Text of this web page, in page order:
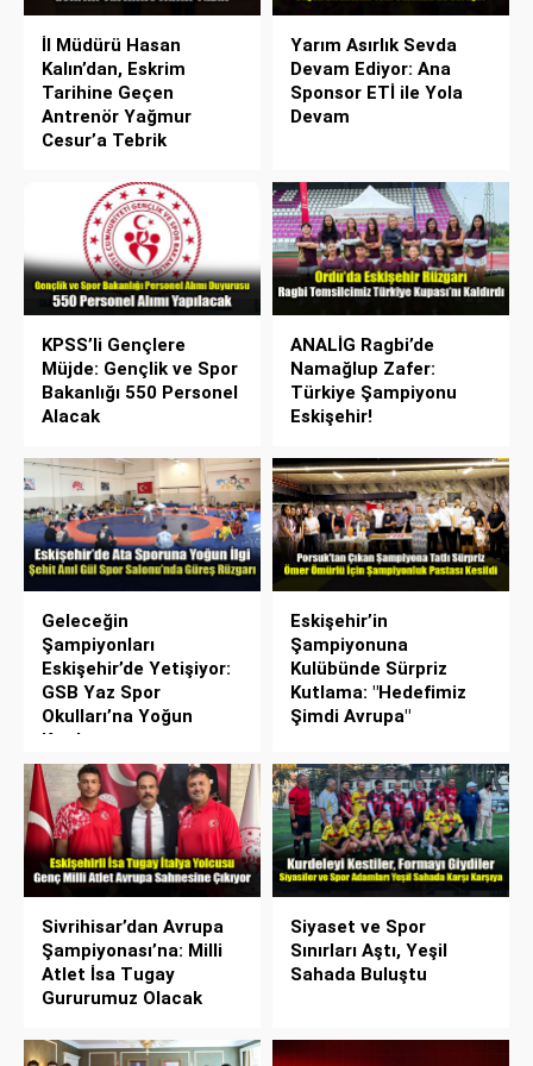
İl Müdürü Hasan
Kalın’dan, Eskrim
Tarihine Geçen
Antrenör Yağmur
Cesur’a Tebrik
Yarım Asırlık Sevda
Devam Ediyor: Ana
Sponsor ETİ ile Yola
Devam
KPSS’li Gençlere
Müjde: Gençlik ve Spor
Bakanlığı 550 Personel
Alacak
ANALİG Ragbi’de
Namağlup Zafer:
Türkiye Şampiyonu
Eskişehir!
Geleceğin
Şampiyonları
Eskişehir’de Yetişiyor:
GSB Yaz Spor
Okulları’na Yoğun
Katılım
Eskişehir’in
Şampiyonuna
Kulübünde Sürpriz
Kutlama: "Hedefimiz
Şimdi Avrupa"
Sivrihisar’dan Avrupa
Şampiyonası’na: Milli
Atlet İsa Tugay
Gururumuz Olacak
Siyaset ve Spor
Sınırları Aştı, Yeşil
Sahada Buluştu